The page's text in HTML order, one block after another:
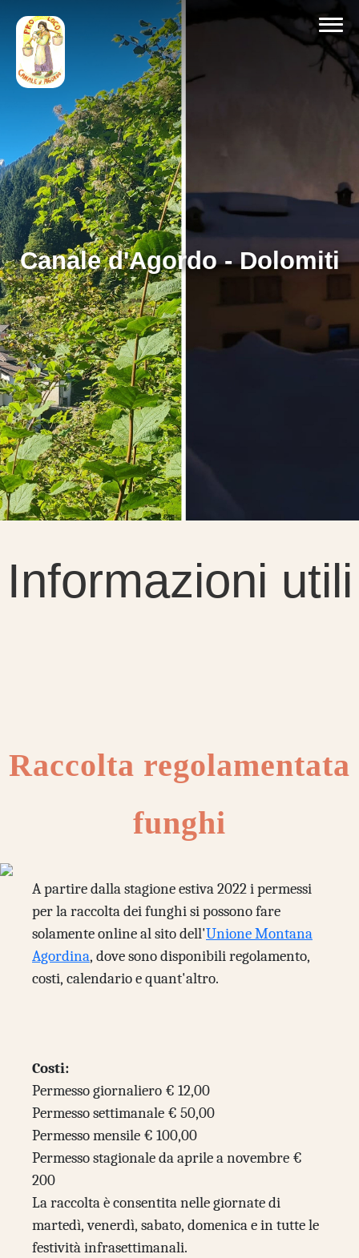
Canale d'Agordo - Dolomiti
Informazioni utili
Raccolta regolamentata
funghi
A partire dalla stagione estiva 2022 i permessi
per la raccolta dei funghi si possono fare
solamente online al sito dell'Unione Montana
Agordina, dove sono disponibili regolamento,
costi, calendario e quant'altro.
Costi:
Permesso giornaliero € 12,00
Permesso settimanale € 50,00
Permesso mensile € 100,00
Permesso stagionale da aprile a novembre €
200
La raccolta è consentita nelle giornate di
martedì, venerdì, sabato, domenica e in tutte le
festività infrasettimanali.